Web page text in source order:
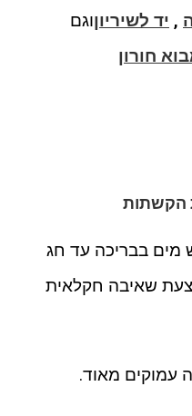
, יד לשיריוןוגם
חורון
הקשתות
מים בבריכה עד חג
שאיבה חקלאית
עמוקים מאוד.